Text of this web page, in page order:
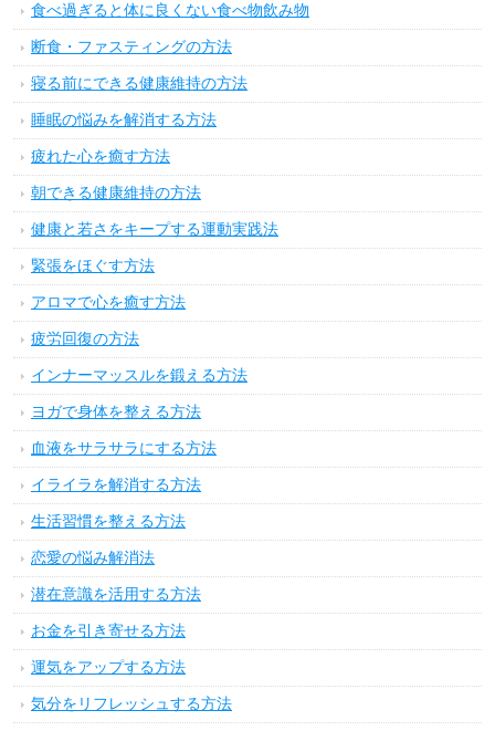
食べ過ぎると体に良くない食べ物飲み物
断食・ファスティングの方法
寝る前にできる健康維持の方法
睡眠の悩みを解消する方法
疲れた心を癒す方法
朝できる健康維持の方法
健康と若さをキープする運動実践法
緊張をほぐす方法
アロマで心を癒す方法
疲労回復の方法
インナーマッスルを鍛える方法
ヨガで身体を整える方法
血液をサラサラにする方法
イライラを解消する方法
生活習慣を整える方法
恋愛の悩み解消法
潜在意識を活用する方法
お金を引き寄せる方法
運気をアップする方法
気分をリフレッシュする方法